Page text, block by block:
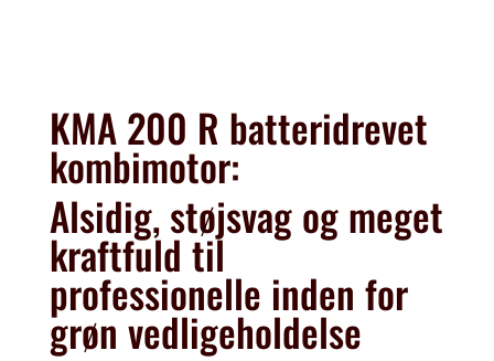
KMA 200 R batteridrevet
kombimotor:
Alsidig, støjsvag og meget
kraftfuld til
professionelle inden for
grøn vedligeholdelse